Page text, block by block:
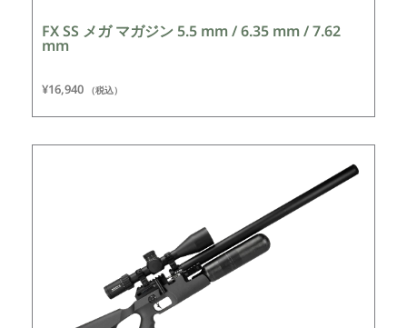
FX SS メガ マガジン 5.5 mm / 6.35 mm / 7.62
mm
¥16,940 （税込）